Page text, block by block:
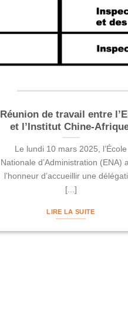
Réunion de travail entre
et l’Institut Chine-
Le lundi 10 mars 2025, l’École
Nationale d’Administration (ENA)
l’honneur d’accueillir une
[...]
LIRE LA SUITE